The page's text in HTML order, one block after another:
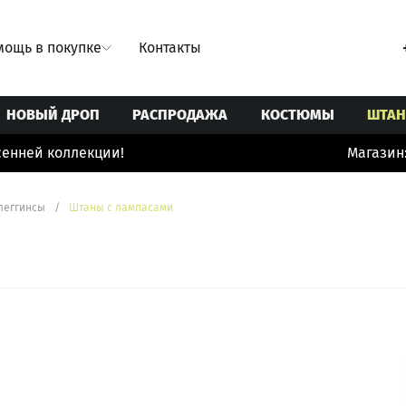
в покупке Контакты
Свитеры/Кардиганы
Юбки
НОВЫЙ ДРОП РАСПРОДАЖА КОСТЮМЫ
коллекции! Магазин:
/ Штаны с лампасами